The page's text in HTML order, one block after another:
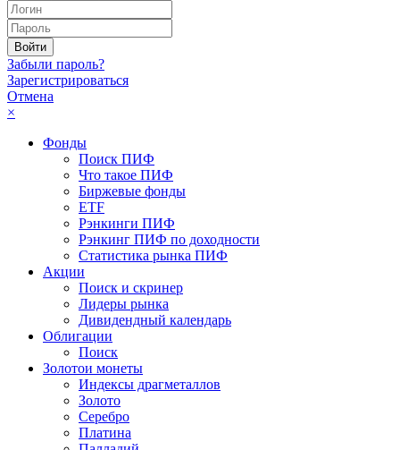
Забыли пароль?
Зарегистрироваться
Отмена
×
Фонды
Поиск ПИФ
Что такое ПИФ
Биржевые фонды
ETF
Рэнкинги ПИФ
Рэнкинг ПИФ по доходности
Статистика рынка ПИФ
Акции
Поиск и скринер
Лидеры рынка
Дивидендный календарь
Облигации
Поиск
Золотои монеты
Индексы драгметаллов
Золото
Серебро
Платина